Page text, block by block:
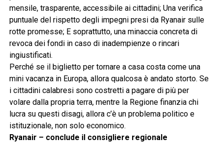
mensile, trasparente, accessibile ai cittadini; Una verifica
puntuale del rispetto degli impegni presi da Ryanair sulle
rotte promesse; E soprattutto, una minaccia concreta di
revoca dei fondi in caso di inadempienze o rincari
ingiustificati.
Perché se il biglietto per tornare a casa costa come una
mini vacanza in Europa, allora qualcosa è andato storto. Se
i cittadini calabresi sono costretti a pagare di più per
volare dalla propria terra, mentre la Regione finanzia chi
lucra su questi disagi, allora c’è un problema politico e
istituzionale, non solo economico.
Ryanair – conclude il consigliere regionale